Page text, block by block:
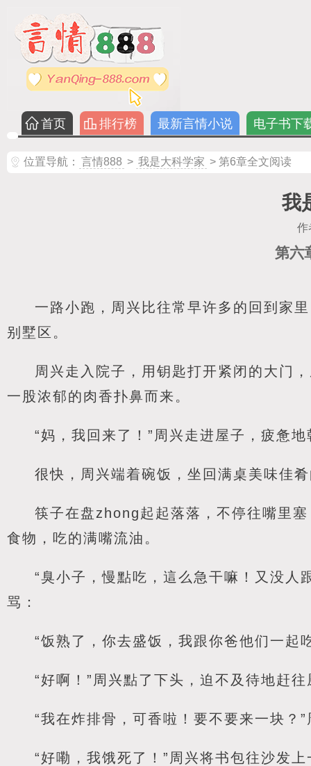
首页 排行榜 最新言情小说 电子书下
位置导航： 言情888 > 我是大科学家 > 第6章全文阅读
我
作
第六
一路小跑，周兴比往常早许多的回到家
别墅区。
周兴走入院子，用钥匙打开紧闭的大门
一股浓郁的肉香扑鼻而来。
“妈，我回来了！”周兴走进屋子，疲惫
很快，周兴端着碗饭，坐回满桌美味佳
筷子在盘zhong起起落落，不停往嘴里
食物，吃的满嘴流油。
“臭小子，慢點吃，這么急干嘛！又没人
骂：
“饭熟了，你去盛饭，我跟你爸他们一起
“好啊！”周兴點了下头，迫不及待地赶往
“我在炸排骨，可香啦！要不要来一块？
“好嘞，我饿死了！”周兴将书包往沙发